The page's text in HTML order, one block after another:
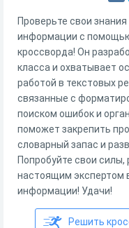
Проверьте свои
информации с помощью
кроссворда! Он
класса и охватывает
работой в текстовых
связанные с
поиском ошибок и
поможет закрепить
словарный запас и
Попробуйте свои силы,
настоящим экспертом
информации! Удачи!
Решить